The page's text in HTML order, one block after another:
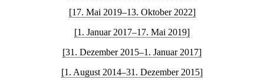
[17. Mai 2019–13. Oktober 2022]
[1. Januar 2017–17. Mai 2019]
[31. Dezember 2015–1. Januar 2017]
[1. August 2014–31. Dezember 2015]